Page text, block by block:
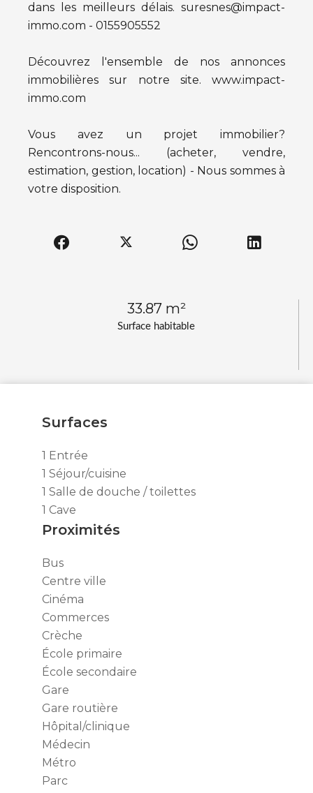
Surface habitable
33.87 m²
dans les meilleurs délais. suresnes@impact-
immo.com - 0155905552
Découvrez l'ensemble de nos annonces
immobilières sur notre site. www.impact-
immo.com
Vous avez un projet immobilier?
Rencontrons-nous... (acheter, vendre,
estimation, gestion, location) - Nous sommes à
votre disposition.
Surfaces
1 Entrée
1 Séjour/cuisine
1 Salle de douche / toilettes
1 Cave
Proximités
Bus
Centre ville
Cinéma
Commerces
Crèche
École primaire
École secondaire
Gare
Gare routière
Hôpital/clinique
Médecin
Métro
Parc